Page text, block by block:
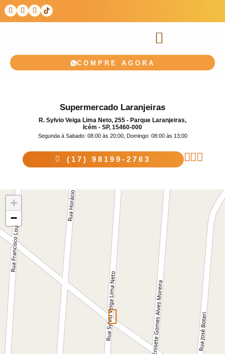
COMPRE AGORA
Supermercado Laranjeiras
R. Sylvio Veiga Lima Neto, 255 - Parque Laranjeiras,
Icém - SP, 15460-000
Segunda à Sabado: 08:00 às 20:00, Domingo: 08:00 às 13:00
(17) 98199-2763
+
−